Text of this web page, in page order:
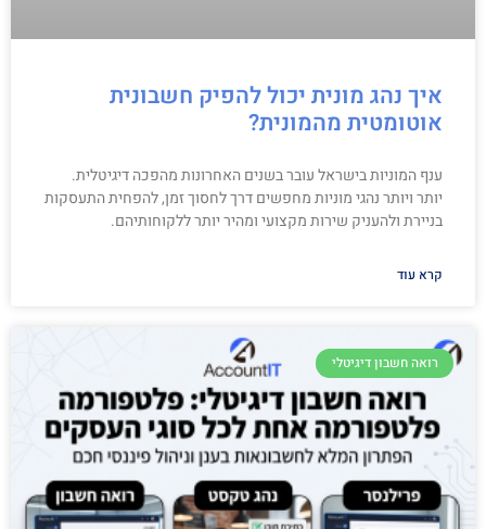
איך נהג מונית יכול להפיק חשבונית
אוטומטית מהמונית?
ענף המוניות בישראל עובר בשנים האחרונות מהפכה דיגיטלית.
יותר ויותר נהגי מוניות מחפשים דרך לחסוך זמן, להפחית התעסקות
בניירת ולהעניק שירות מקצועי ומהיר יותר ללקוחותיהם.
קרא עוד
רואה חשבון דיגיטלי